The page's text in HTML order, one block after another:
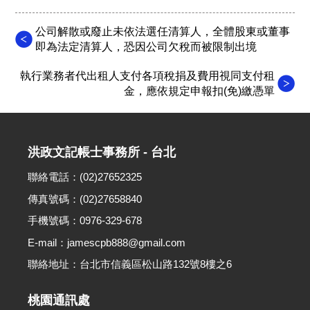
公司解散或廢止未依法選任清算人，全體股東或董事
即為法定清算人，恐因公司欠稅而被限制出境
執行業務者代出租人支付各項稅捐及費用視同支付租
金，應依規定申報扣(免)繳憑單
洪政文記帳士事務所 - 台北
聯絡電話：(02)27652325
傳真號碼：(02)27658840
手機號碼：0976-329-678
E-mail：jamescpb888@gmail.com
聯絡地址：台北市信義區松山路132號8樓之6
桃園通訊處